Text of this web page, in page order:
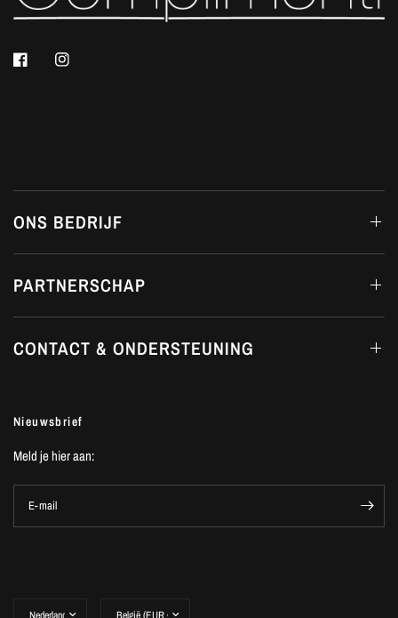
ONS BEDRIJF
PARTNERSCHAP
CONTACT & ONDERSTEUNING
Nieuwsbrief
Meld je hier aan:
E-mail